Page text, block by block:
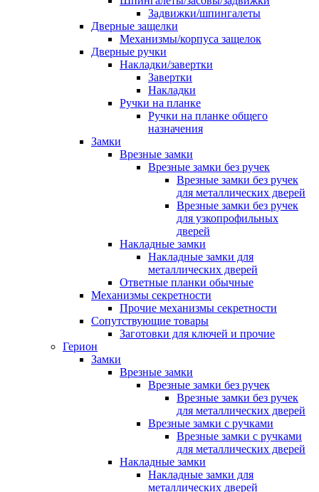
Задвижки/шпингалеты
Дверные защелки
Механизмы/корпуса защелок
Дверные ручки
Накладки/завертки
Завертки
Накладки
Ручки на планке
Ручки на планке общего
назначения
Замки
Врезные замки
Врезные замки без ручек
Врезные замки без ручек
для металлических дверей
Врезные замки без ручек
для узкопрофильных
дверей
Накладные замки
Накладные замки для
металлических дверей
Ответные планки обычные
Механизмы секретности
Прочие механизмы секретности
Сопутствующие товары
Заготовки для ключей и прочие
Герион
Замки
Врезные замки
Врезные замки без ручек
Врезные замки без ручек
для металлических дверей
Врезные замки с ручками
Врезные замки с ручками
для металлических дверей
Накладные замки
Накладные замки для
металлических дверей